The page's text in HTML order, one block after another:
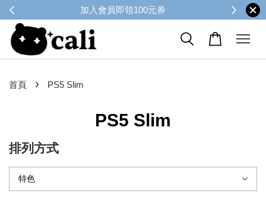
加入會員即領100元券
首頁 › PS5 Slim
PS5 Slim
排列方式